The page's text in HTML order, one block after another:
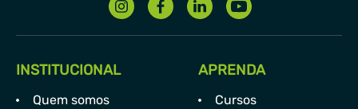
INSTITUCIONAL
Quem somos
APRENDA
Cursos